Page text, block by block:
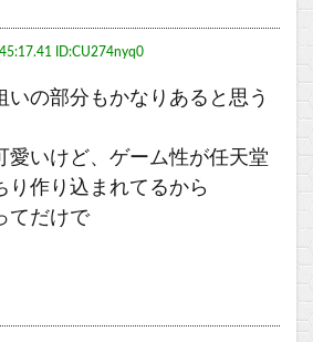
ID:CU274nyq0
いの部分もかなりあると思う
愛いけど、ゲーム性が任天堂
り作り込まれてるから
てだけで